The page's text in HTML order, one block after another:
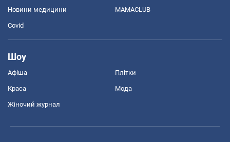
Новини медицини MAMACLUB
Covid
Шоу
Афіша Плітки
Краса Мода
Жіночий журнал